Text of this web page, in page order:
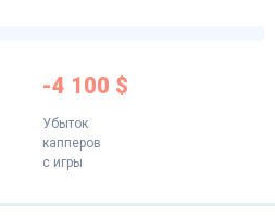
-4 100 $
Убыток
капперов
с игры